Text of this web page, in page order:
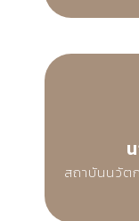
สถาบันนวัต